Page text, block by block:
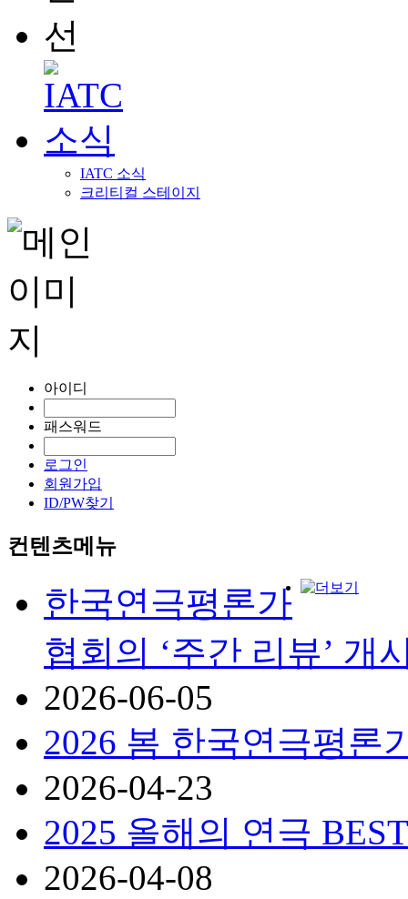
IATC 소식
크리티컬 스테이지
아이디
패스워드
로그인
회원가입
ID/PW찾기
컨텐츠메뉴
한국연극평론가
협회의 ‘주간 리뷰’ 개
2026-06-05
2026 봄 한국연극평론
2026-04-23
2025 올해의 연극
2026-04-08